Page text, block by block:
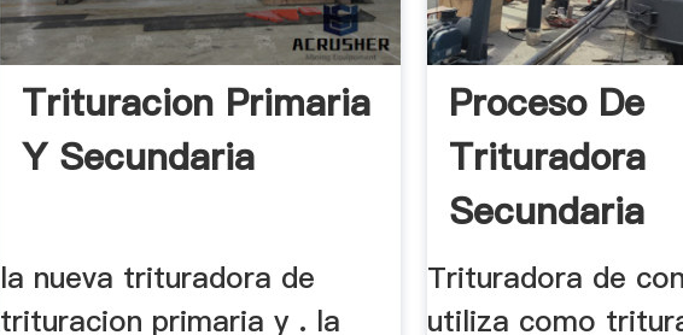
Trituracion Primaria
Y Secundaria
la nueva trituradora de
trituracion primaria y . la
Proceso De
Trituradora
Secundaria
Trituradora de
utiliza como